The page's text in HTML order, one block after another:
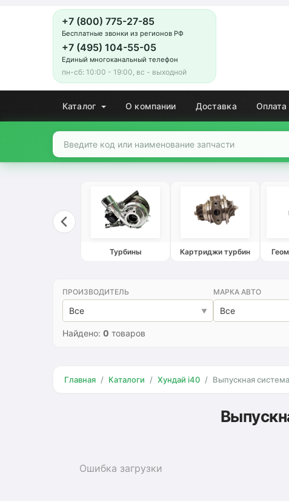
+7 (800) 775-27-85
Бесплатные звонки из регионов РФ
+7 (495) 104-55-05
Единый многоканальный телефон
пн-сб: 10:00 - 19:00, вс - выходной
Каталог О компании Доставка Оплата
Турбины Картриджи турбин
ПРОИЗВОДИТЕЛЬ
Все
МАРКА АВТО
Все
Найдено: 0 товаров
Главная Каталоги Хундай i40 Выпускная система
Ошибка загрузки